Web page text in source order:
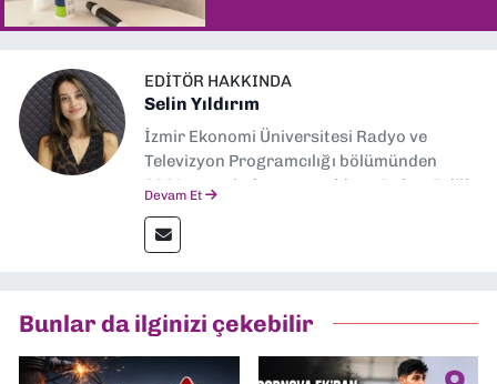
EDITÖR HAKKINDA
Selin Yıldırım
İzmir Ekonomi Üniversitesi Radyo ve
Televizyon Programcılığı bölümünden
2024 senesinde mezun oldum. Dokuz Eylül
editörlük görevini de üstleniyorum.
Devam Et
Bunlar da ilginizi çekebilir